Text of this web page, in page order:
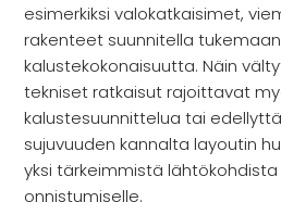
esimerkiksi valokatkaisimet,
rakenteet suunnitella tukemaan
kalustekokonaisuutta. Näin
tekniset ratkaisut rajoittavat
kalustesuunnittelua tai
sujuvuuden kannalta layoutin
yksi tärkeimmistä
onnistumiselle.